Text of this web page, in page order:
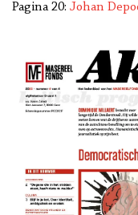
Pagina 20: Johan